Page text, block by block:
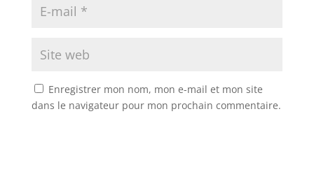
Enregistrer mon nom, mon e-mail et mon site
dans le navigateur pour mon prochain commentaire.